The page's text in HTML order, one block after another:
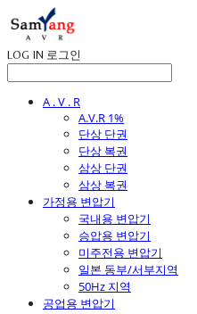
LOG IN 로그인
A . V . R
A.V.R 1%
단상 단권
단상 복권
삼상 단권
삼상 복권
가정용 변압기
국내용 변압기
승압용 변압기
미주전용 변압기
일본 동부/서부지역
50Hz 지역
공업용 변압기